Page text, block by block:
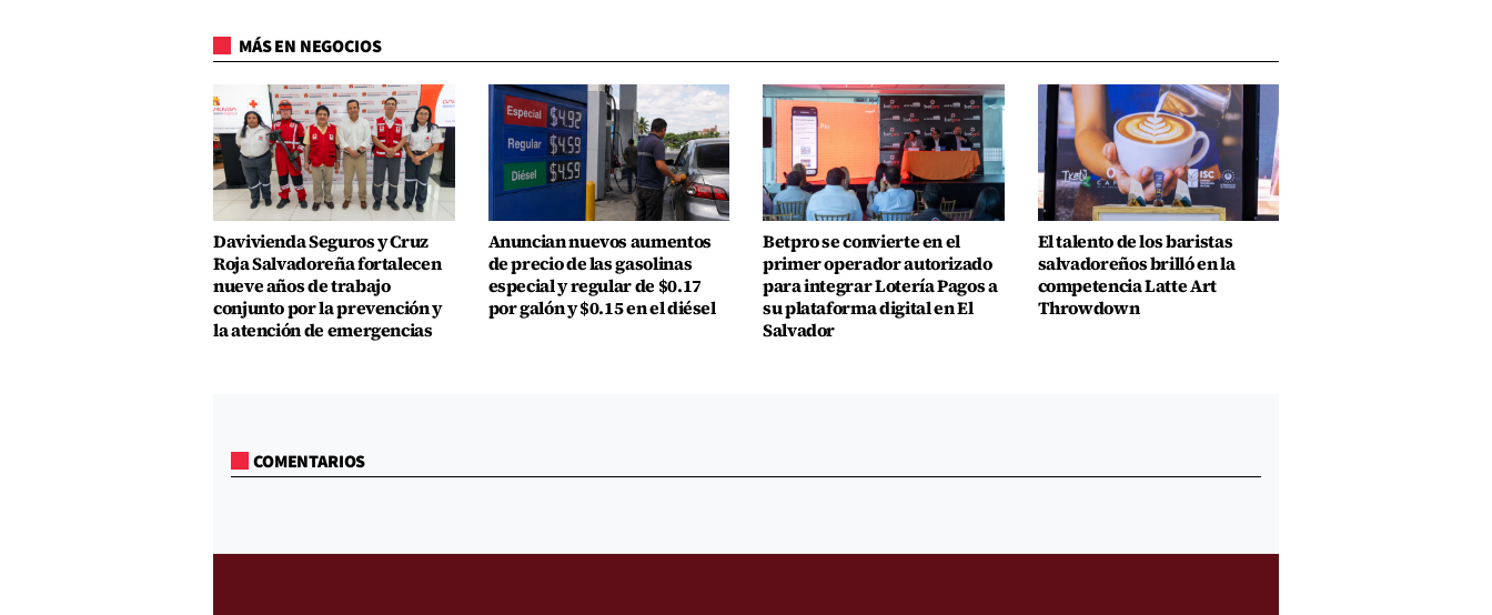
MÁS EN NEGOCIOS
Davivienda Seguros y Cruz
Roja Salvadoreña fortalecen
nueve años de trabajo
conjunto por la prevención y
la atención de emergencias
Anuncian nuevos aumentos
de precio de las gasolinas
especial y regular de $0.17
por galón y $0.15 en el diésel
Betpro se convierte en el
primer operador autorizado
para integrar Lotería Pagos a
su plataforma digital en El
Salvador
El talento de los baristas
salvadoreños brilló en la
competencia Latte Art
Throwdown
COMENTARIOS